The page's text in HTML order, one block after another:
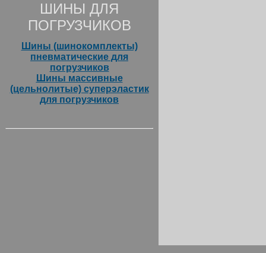
ШИНЫ ДЛЯ
ПОГРУЗЧИКОВ
Шины (шинокомплекты)
пневматические для
погрузчиков
Шины массивные
(цельнолитые) суперэластик
для погрузчиков